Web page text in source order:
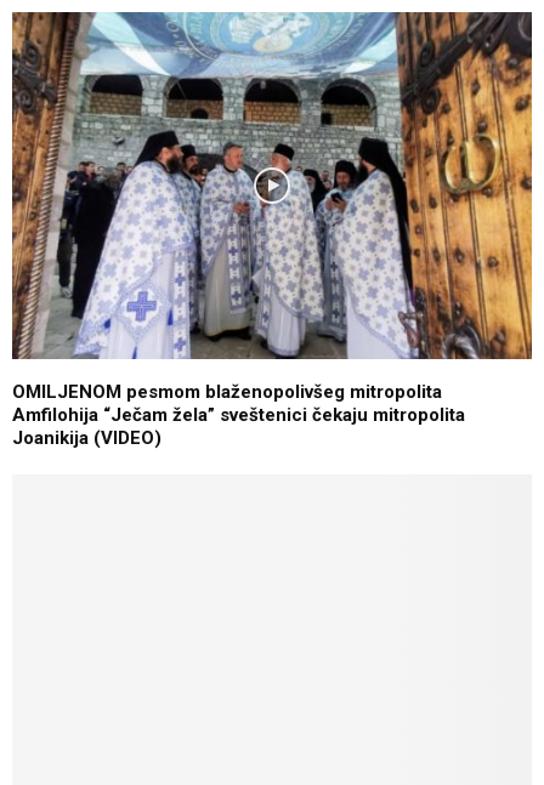
OMILJENOM pesmom blaženopolivšeg mitropolita
Amfilohija “Ječam žela” sveštenici čekaju mitropolita
Joanikija (VIDEO)